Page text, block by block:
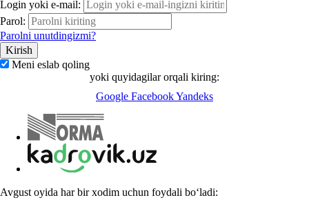
Login yoki e-mail:
Parol:
Parolni unutdingizmi?
Meni eslab qoling
yoki quyidagilar orqali kiring:
Google FacebookYandeks
Avgust oyida har bir хodim uchun foydali boʻladi: